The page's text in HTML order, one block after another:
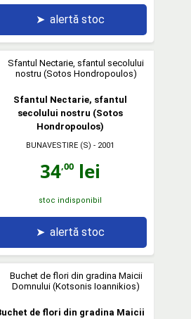
➤ alertă stoc
Sfantul Nectarie, sfantul
secolului nostru (Sotos
Hondropoulos)
BUNAVESTIRE (S) - 2001
34,00 lei
stoc indisponibil
➤ alertă stoc
de flori din gradina Maicii